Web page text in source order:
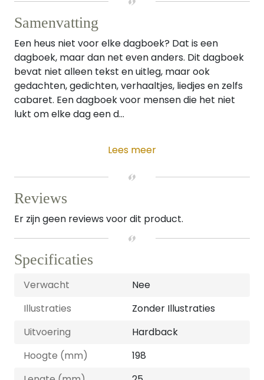
Samenvatting
Een heus niet voor elke dagboek? Dat is een
dagboek, maar dan net even anders. Dit dagboek
bevat niet alleen tekst en uitleg, maar ook
gedachten, gedichten, verhaaltjes, liedjes en zelfs
cabaret. Een dagboek voor mensen die het niet
lukt om elke dag een d...
Lees meer
Reviews
Er zijn geen reviews voor dit product.
Specificaties
Verwacht
Nee
Illustraties
Zonder Illustraties
Uitvoering
Hardback
Hoogte (mm)
198